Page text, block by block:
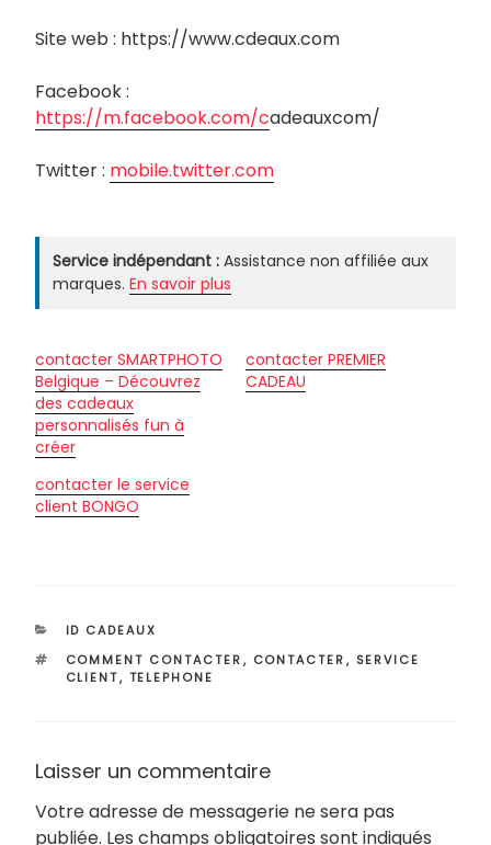
Site web : https://www.cdeaux.com
Facebook :
https://m.facebook.com/cadeauxcom/
Twitter : mobile.twitter.com
Service indépendant : Assistance non affiliée aux
marques. En savoir plus
contacter SMARTPHOTO
Belgique – Découvrez
des cadeaux
personnalisés fun à
créer
contacter PREMIER
CADEAU
contacter le service
client BONGO
CATÉGORIES
ID CADEAUX
ÉTIQUETTES
COMMENT CONTACTER, CONTACTER, SERVICE
CLIENT, TELEPHONE
Laisser un commentaire
Votre adresse de messagerie ne sera pas
publiée. Les champs obligatoires sont indiqués